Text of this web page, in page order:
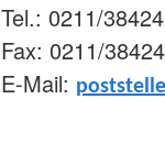
Tel.: 0211/
Fax: 0211/
E-Mail: